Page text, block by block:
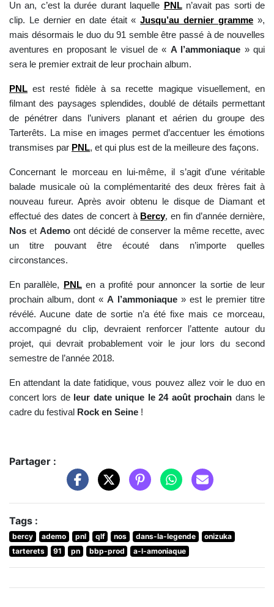
Un an, c’est la durée durant laquelle PNL n’avait pas sorti de
clip. Le dernier en date était «Jusqu’au dernier gramme »,
mais désormais le duo du 91 semble être passé à de nouvelles
aventures en proposant le visuel de « A l’ammoniaque » qui
sera le premier extrait de leur prochain album.
PNL est resté fidèle à sa recette magique visuellement, en
filmant des paysages splendides, doublé de détails permettant
de pénétrer dans l’univers planant et aérien du groupe des
Tarterêts. La mise en images permet d’accentuer les émotions
transmises par PNL, et qui plus est de la meilleure des façons.
Concernant le morceau en lui-même, il s’agit d’une véritable
balade musicale où la complémentarité des deux frères fait à
nouveau fureur. Après avoir obtenu le disque de Diamant et
effectué des dates de concert à Bercy, en fin d’année dernière,
Nos et Ademo ont décidé de conserver la même recette, avec
un titre pouvant être écouté dans n’importe quelles
circonstances.
En parallèle, PNL en a profité pour annoncer la sortie de leur
prochain album, dont «A l’ammoniaque» est le premier titre
révélé. Aucune date de sortie n’a été fixe mais ce morceau,
accompagné du clip, devraient renforcer l’attente autour du
projet, qui devrait probablement voir le jour lors du second
semestre de l’année 2018.
En attendant la date fatidique, vous pouvez allez voir le duo en
concert lors deleur date unique le 24 août prochain dans le
cadre du festival
Rock en Seine !
Partager :
Tags :
bercy ademo pnl qlf nos dans-la-legende
onizuka
tarterets
91 pn bbp-prod a-l-amoniaque